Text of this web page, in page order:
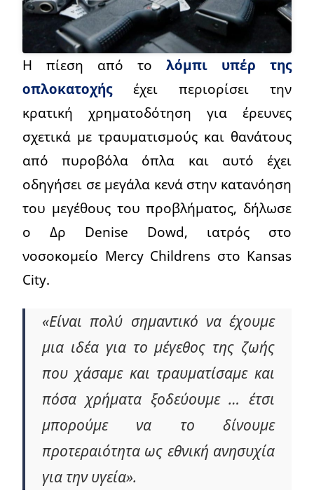
Η πίεση από το λόμπι υπέρ της
οπλοκατοχήςέχει περιορίσει την
κρατική χρηματοδότηση για έρευνες
σχετικά με τραυματισμούς και θανάτους
από πυροβόλα όπλα και αυτό έχει
οδηγήσει σε μεγάλα κενά στην κατανόηση
του μεγέθους του προβλήματος, δήλωσε
ο Δρ Denise Dowd, ιατρός στο
νοσοκομείο Mercy Childrens στο Kansas
City.
«Είναι πολύ σημαντικό να έχουμε
μια ιδέα για το μέγεθος της ζωής
που χάσαμε και τραυματίσαμε και
πόσα χρήματα ξοδεύουμε … έτσι
μπορούμε να το δίνουμε
προτεραιότητα ως εθνική ανησυχία
για την υγεία».